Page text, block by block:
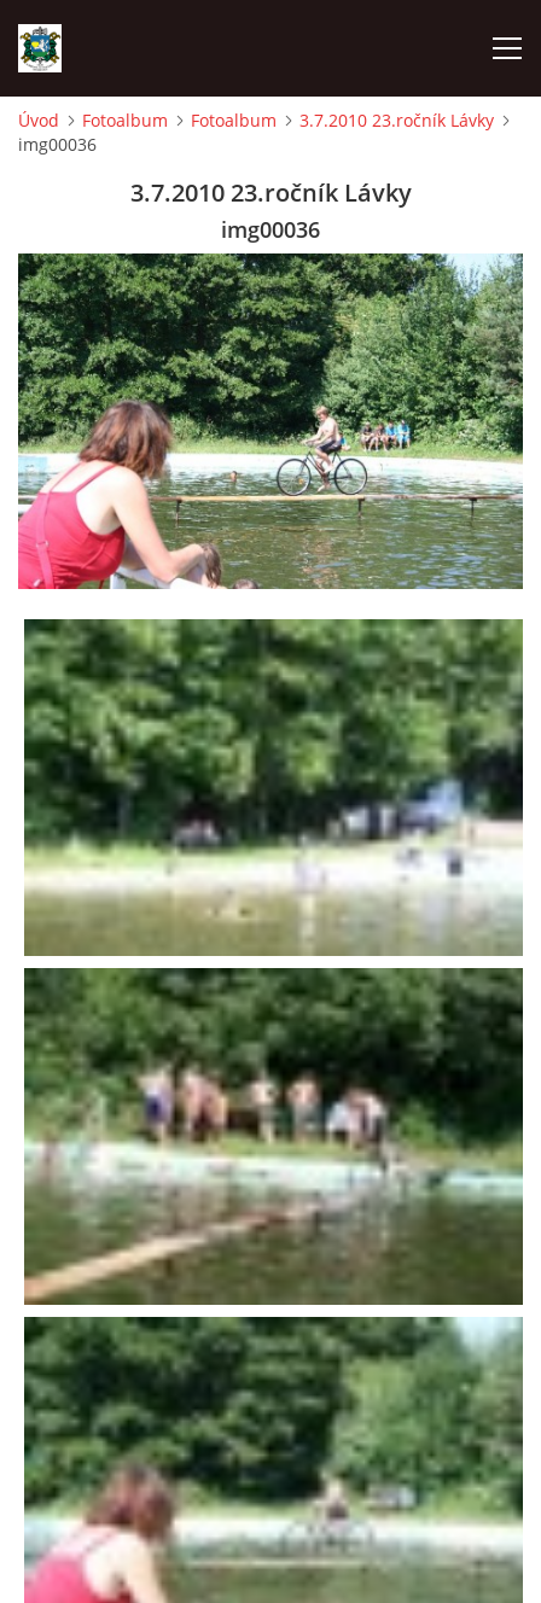
ÚVOD
LÁVKA
FICHTLCUP
PŘIHLAŠOVACÍ FORMULÁŘ NA FICHTLCUP 2026
LISTINA PŘIHLÁŠENÝCH ZÁVODNÍKŮ FICHTLCUP 2026
VÝSLEDKY 19. ROČNÍKU LICOMĚLICKÉHO FICHTLCUPU
SCHŮZE
BRIGÁDY
SEZNAM ČLENŮ SDH
MLADÍ HASIČI
LETNÍ AREÁL U NÁDRŽKY
HISTORIE
VAROVÁNÍ OBYVATELSTVA
HASIČSKÉ DESATERO
SVATÝ FLORIÁN
ODKAZY NA WWW.STRÁNKY
Kontakt
SDH Licomělice
538 03 Heřmanův Městec
Bankovní spojení:
224985128/0600
IČO: 64782832
Úvod Fotoalbum Fotoalbum
3.7.2010 23.ročník Lávky
img00036
3.7.2010 23.ročník Lávky
img00036